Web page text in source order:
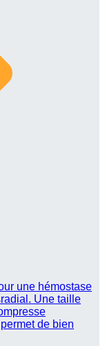
une hémostase
Une taille
de bien